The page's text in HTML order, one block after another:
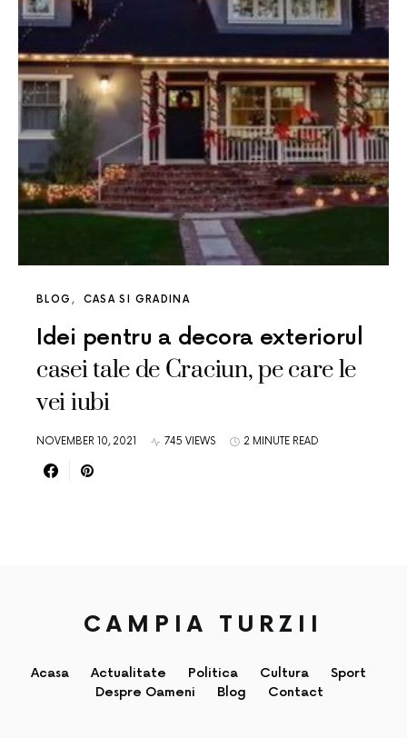
BLOG CASA SI GRADINA
Idei pentru a decora exteriorul
casei tale de Craciun, pe care le
vei iubi
NOVEMBER 10, 2021 745 VIEWS 2 MINUTE READ
CAMPIA TURZII
Acasa Actualitate Politica Cultura
Sport
Despre Oameni
Blog Contact